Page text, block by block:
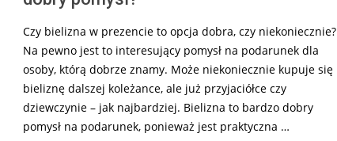
Czy bielizna w prezencie to opcja dobra, czy niekoniecznie?
Na pewno jest to interesujący pomysł na podarunek dla
osoby, którą dobrze znamy. Może niekoniecznie kupuje się
bieliznę dalszej koleżance, ale już przyjaciółce czy
dziewczynie – jak najbardziej. Bielizna to bardzo dobry
pomysł na podarunek, ponieważ jest praktyczna …